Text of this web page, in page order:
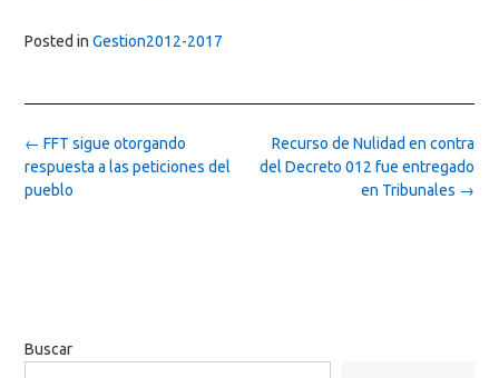
Posted in Gestion2012-2017
Post
navigation
Recurso de Nulidad en contra
del Decreto 012 fue entregado
en Tribunales →
← FFT sigue otorgando
respuesta a las peticiones del
pueblo
Buscar